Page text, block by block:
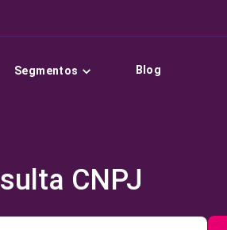
Segmentos Blog
CNPJ